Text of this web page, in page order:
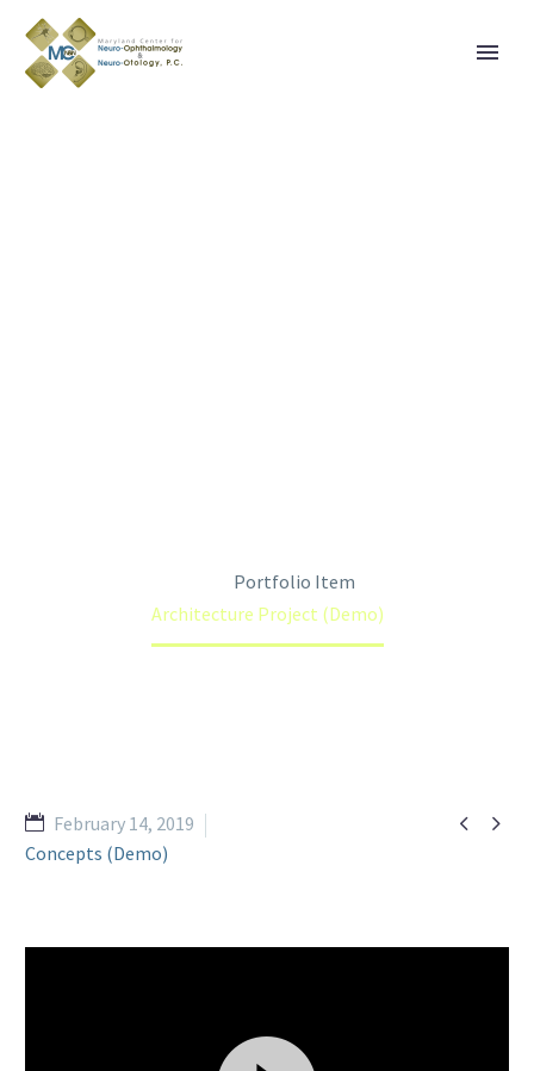
Portfolio Item
Architecture Project (Demo)
 
February 14, 2019
Concepts (Demo)